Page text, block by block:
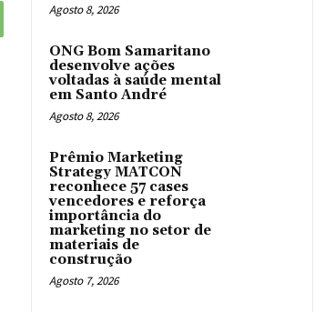
Agosto 8, 2026
ONG Bom Samaritano
desenvolve ações
voltadas à saúde mental
em Santo André
Agosto 8, 2026
Prêmio Marketing
Strategy MATCON
reconhece 57 cases
vencedores e reforça
importância do
marketing no setor de
materiais de
construção
Agosto 7, 2026